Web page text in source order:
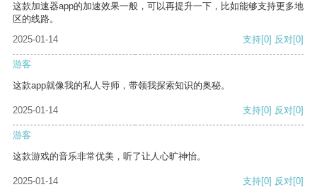
这款加速器app的加速效果一般，可以再提升一下，比如能够支持更多地
区的线路。
2025-01-14
支持[0] 反对[0]
游客
这款app就像我的私人导师，带领我探索知识的奥秘。
2025-01-14 支持[0] 反对[0]
游客
这款游戏的音乐非常优美，听了让人心旷神怡。
2025-01-14 支持[0] 反对[0]